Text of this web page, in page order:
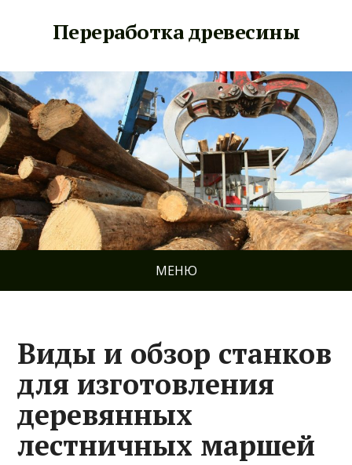
Переработка древесины
МЕНЮ
Виды и обзор станков
для изготовления
деревянных
лестничных маршей